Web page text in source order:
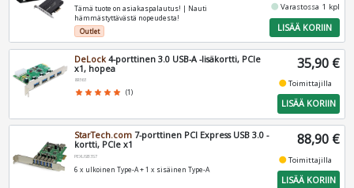
Tämä tuote on asiakaspalautus! | Nauti
hämmästyttävästä nopeudesta!
Outlet
fiber_manual_record Varastossa 1 kpl
LISÄÄ KORIIN
DeLock4-porttinen 3.0 USB-A -lisäkortti, PCIe
x1, hopea
89363
star star star star star (1)
35,90 €
fiber_manual_recordToimittajilla
LISÄÄ KORIIN
StarTech.com 7-porttinen PCI Express USB 3.0 -
kortti, PCIe x1
PEXUSB3S7
6 x ulkoinen Type-A + 1 x sisäinen Type-A
88,90 €
fiber_manual_recordToimittajilla
LISÄÄ KORIIN